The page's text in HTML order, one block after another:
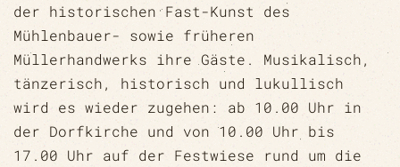
der historischen Fast-Kunst des
Mühlenbauer- sowie früheren
Müllerhandwerks ihre Gäste. Musikalisch,
tänzerisch, historisch und lukullisch
wird es wieder zugehen: ab 10.00 Uhr in
der Dorfkirche und von 10.00 Uhr bis
17.00 Uhr auf der Festwiese rund um die